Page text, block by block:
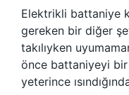
Elektrikli battaniye
gereken bir diğer
takılıyken
önce battaniyeyi bir
yeterince